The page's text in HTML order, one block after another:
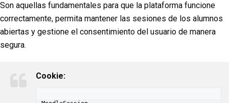
Son aquellas fundamentales para que la plataforma funcione
correctamente, permita mantener las sesiones de los alumnos
abiertas y gestione el consentimiento del usuario de manera
segura.
Cookie: